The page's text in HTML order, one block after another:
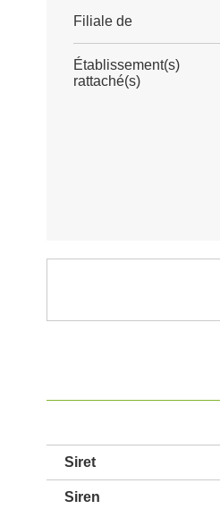
Filiale de
Établissement(s)
rattaché(s)
Siret
Siren